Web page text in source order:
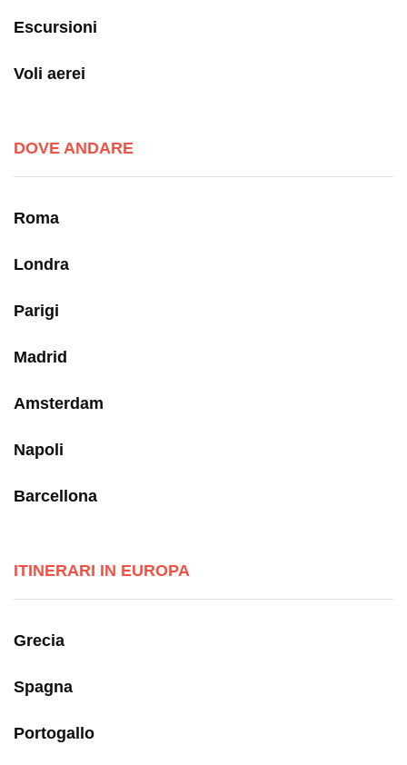
Escursioni
Voli aerei
DOVE ANDARE
Roma
Londra
Parigi
Madrid
Amsterdam
Napoli
Barcellona
ITINERARI IN EUROPA
Grecia
Spagna
Portogallo